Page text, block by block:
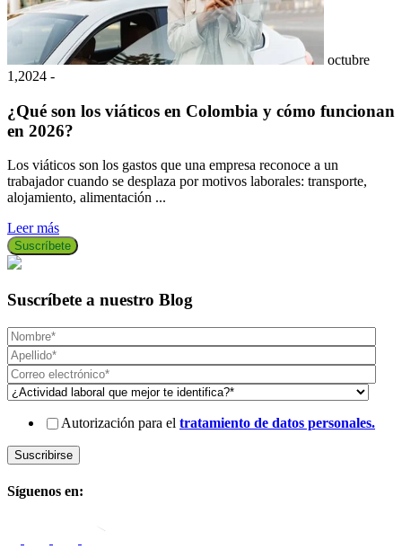
octubre
1,2024 -
¿Qué son los viáticos en Colombia y cómo funcionan
en 2026?
Los viáticos son los gastos que una empresa reconoce a un
trabajador cuando se desplaza por motivos laborales: transporte,
alojamiento, alimentación ...
Leer más
Suscríbete
Suscríbete a nuestro Blog
Autorización para el tratamiento de datos personales.
Síguenos en: